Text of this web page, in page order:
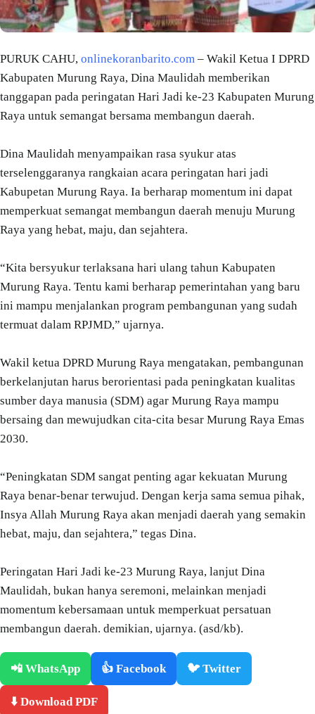
PURUK CAHU, onlinekoranbarito.com – Wakil Ketua I DPRD
Kabupaten Murung Raya, Dina Maulidah memberikan
tanggapan pada peringatan Hari Jadi ke-23 Kabupaten Murung
Raya untuk semangat bersama membangun daerah.
Dina Maulidah menyampaikan rasa syukur atas
terselenggaranya rangkaian acara peringatan hari jadi
Kabupetan Murung Raya. Ia berharap momentum ini dapat
memperkuat semangat membangun daerah menuju Murung
Raya yang hebat, maju, dan sejahtera.
“Kita bersyukur terlaksana hari ulang tahun Kabupaten
Murung Raya. Tentu kami berharap pemerintahan yang baru
ini mampu menjalankan program pembangunan yang sudah
termuat dalam RPJMD,” ujarnya.
Wakil ketua DPRD Murung Raya mengatakan, pembangunan
berkelanjutan harus berorientasi pada peningkatan kualitas
sumber daya manusia (SDM) agar Murung Raya mampu
bersaing dan mewujudkan cita-cita besar Murung Raya Emas
2030.
“Peningkatan SDM sangat penting agar kekuatan Murung
Raya benar-benar terwujud. Dengan kerja sama semua pihak,
Insya Allah Murung Raya akan menjadi daerah yang semakin
hebat, maju, dan sejahtera,” tegas Dina.
Peringatan Hari Jadi ke-23 Murung Raya, lanjut Dina
Maulidah, bukan hanya seremoni, melainkan menjadi
momentum kebersamaan untuk memperkuat persatuan
membangun daerah. demikian, ujarnya. (asd/kb).
📲 WhatsApp 👍 Facebook 🐦 Twitter
⬇️ Download PDF